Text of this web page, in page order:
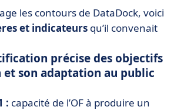
les contours de DataDock, voici
et indicateurs qu’il convenait
précise des objectifs
son adaptation au public
: capacité de l’OF à produire un